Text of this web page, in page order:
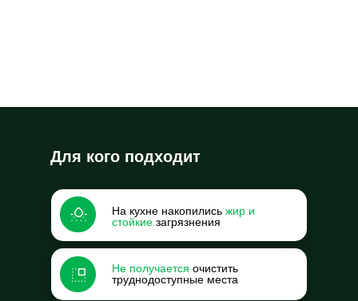
Для кого подходит
Не получается очистить
труднодоступные места
На кухне накопились жир и
стойкие загрязнения